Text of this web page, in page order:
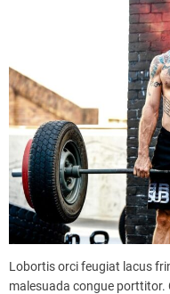
Lobortis orci feugiat lacus
malesuada congue porttitor.